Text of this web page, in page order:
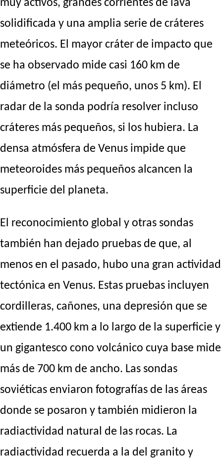
muy activos, grandes corrientes de lava
solidificada y una amplia serie de cráteres
meteóricos. El mayor cráter de impacto que
se ha observado mide casi 160 km de
diámetro (el más pequeño, unos 5 km). El
radar de la sonda podría resolver incluso
cráteres más pequeños, si los hubiera. La
densa atmósfera de Venus impide que
meteoroides más pequeños alcancen la
superficie del planeta.
El reconocimiento global y otras sondas
también han dejado pruebas de que, al
menos en el pasado, hubo una gran actividad
tectónica en Venus. Estas pruebas incluyen
cordilleras, cañones, una depresión que se
extiende 1.400 km a lo largo de la superficie y
un gigantesco cono volcánico cuya base mide
más de 700 km de ancho. Las sondas
soviéticas enviaron fotografías de las áreas
donde se posaron y también midieron la
radiactividad natural de las rocas. La
radiactividad recuerda a la del granito y